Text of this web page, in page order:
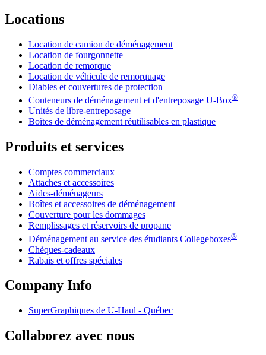
Locations
Location de camion de déménagement
Location de fourgonnette
Location de remorque
Location de véhicule de remorquage
Diables et couvertures de protection
Conteneurs de déménagement et d'entreposage U-Box®
Unités de libre-entreposage
Boîtes de déménagement réutilisables en plastique
Produits et services
Comptes commerciaux
Attaches et accessoires
Aides-déménageurs
Boîtes et accessoires de déménagement
Couverture pour les dommages
Remplissages et réservoirs de propane
Déménagement au service des étudiants Collegeboxes®
Chèques-cadeaux
Rabais et offres spéciales
Company Info
SuperGraphiques de U-Haul - Québec
Collaborez avec nous